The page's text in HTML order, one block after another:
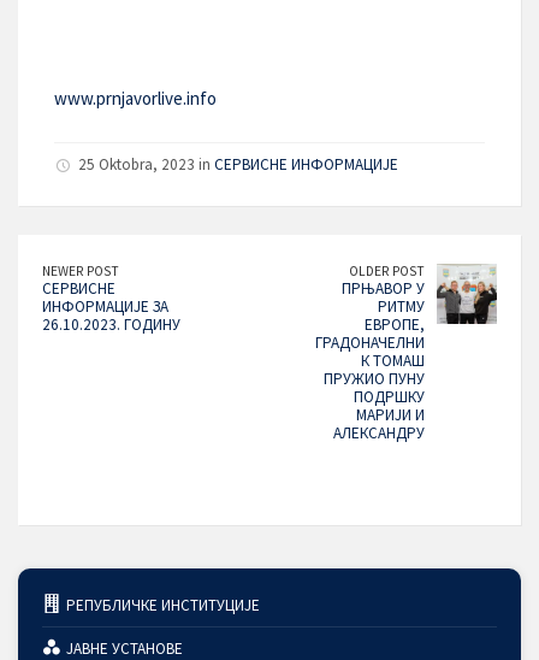
www.prnjavorlive.info
25 Oktobra, 2023 in СЕРВИСНЕ ИНФОРМАЦИЈЕ
NEWER POST
СЕРВИСНЕ
ИНФОРМАЦИЈЕ ЗА
26.10.2023. ГОДИНУ
OLDER POST
ПРЊАВОР У
РИТМУ
ЕВРОПЕ,
ГРАДОНАЧЕЛНИ
К ТОМАШ
ПРУЖИО ПУНУ
ПОДРШКУ
МАРИЈИ И
АЛЕКСАНДРУ
РЕПУБЛИЧКЕ ИНСТИТУЦИЈЕ
ЈАВНЕ УСТАНОВЕ